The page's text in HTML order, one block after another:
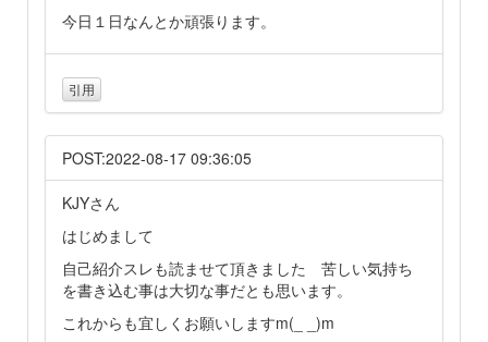
今日１日なんとか頑張ります。
引用
POST:2022-08-17 09:36:05
KJYさん
はじめまして
自己紹介スレも読ませて頂きました 苦しい気持ち
を書き込む事は大切な事だとも思います。
これからも宜しくお願いしますm(_ _)m